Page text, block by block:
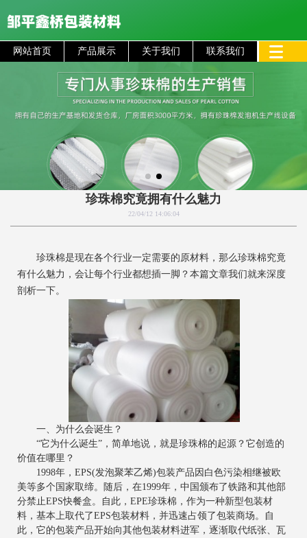
网站首页 产品展示 关于我们 联系我们
珍珠棉究竟拥有什么魅力
22/04/12 14:06:04
珍珠棉是现在各个行业一定需要的原材料，那么珍珠棉究竟
有什么魅力，会让每个行业都想插一脚？本篇文章我们就来深度
剖析一下。
一、为什么会诞生？
“它为什么诞生”，简单地说，就是珍珠棉的起源？它创造的
价值在哪里？
1998年，EPS(发泡聚苯乙烯)包装产品因白色污染相继被欧
美等多个国家取缔。随后，在1999年，中国颁布了铁路和其他部
分禁止EPS快餐盒。自此，EPE珍珠棉，作为一种新型包装材
料，基本上取代了EPS包装材料，并迅速占领了包装商场。自
此，它的包装产品开始向其他包装材料进军，逐渐取代纸张、瓦